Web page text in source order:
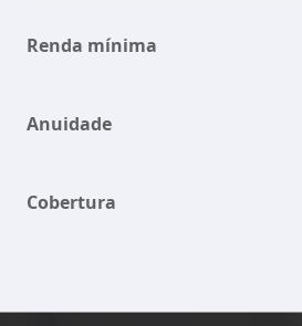
Renda mínima
Anuidade
Cobertura